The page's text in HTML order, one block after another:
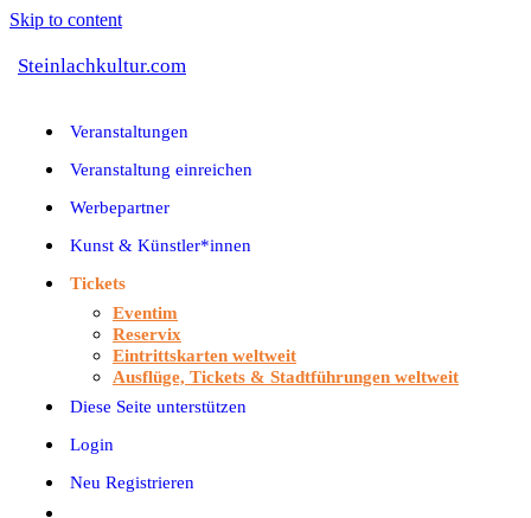
Skip to content
Steinlachkultur.com
Veranstaltungen
Veranstaltung einreichen
Werbepartner
Kunst & Künstler*innen
Tickets
Eventim
Reservix
Eintrittskarten weltweit
Ausflüge, Tickets & Stadtführungen weltweit
Diese Seite unterstützen
Login
Neu Registrieren